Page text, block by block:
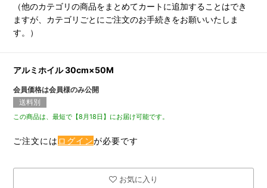
（他のカテゴリの商品をまとめてカートに追加することはでき
ますが、カテゴリごとにご注文のお手続きをお願いいたしま
す。）
アルミホイル 30cm×50M
会員価格は会員様のみ公開
送料別
この商品は、最短で【8月18日】にお届け可能です。
ご注文には ログインが必要です
お気に入り